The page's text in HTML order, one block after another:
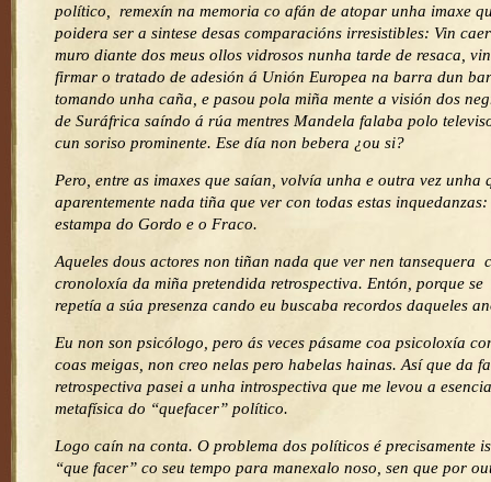
político, remexín na memoria co afán de atopar unha imaxe
poidera ser a sintese desas comparacións irresistibles: Vin
muro diante dos meus ollos vidrosos nunha tarde de resaca, vin
firmar o tratado de adesión á Unión Europea na barra dun bar
tomando unha caña, e pasou pola miña mente a visión dos
de Suráfrica saíndo á rúa mentres Mandela falaba polo
cun soriso prominente. Ese día non bebera ¿ou si?
Pero, entre as imaxes que saían, volvía unha e outra vez unha
aparentemente nada tiña que ver con todas estas inquedanzas:
estampa do Gordo e o Fraco.
Aqueles dous actores non tiñan nada que ver nen tansequera
cronoloxía da miña pretendida retrospectiva. Entón, porque se
repetía a súa presenza cando eu buscaba recordos daqueles
Eu non son psicólogo, pero ás veces pásame coa psicoloxía
coas meigas, non creo nelas pero habelas hainas. Así que da
retrospectiva pasei a unha introspectiva que me levou a esencia
metafísica do “quefacer” político.
Logo caín na conta. O problema dos políticos é precisamente
“que facer” co seu tempo para manexalo noso, sen que por